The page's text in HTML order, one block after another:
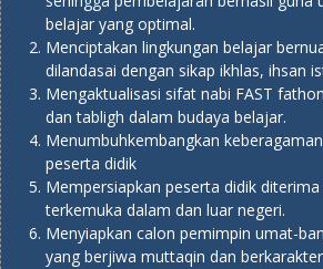
belajar yang optimal.
Menciptakan lingkungan belajar
dilandasai dengan sikap ikhlas, ihsan
Mengaktualisasi sifat nabi FAST
dan tabligh dalam budaya belajar.
Menumbuhkembangkan
peserta didik
Mempersiapkan peserta didik
terkemuka dalam dan luar negeri.
Menyiapkan calon pemimpin umat-
yang berjiwa muttaqin dan